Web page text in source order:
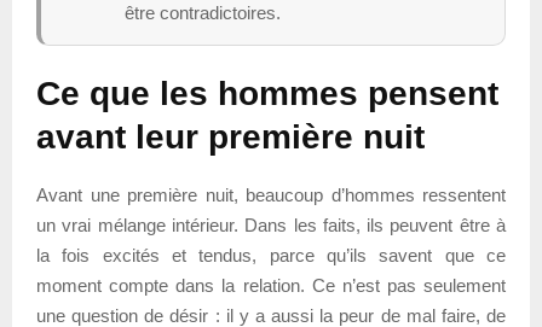
être contradictoires.
Ce que les hommes pensent
avant leur première nuit
Avant une première nuit, beaucoup d’hommes ressentent
un vrai mélange intérieur. Dans les faits, ils peuvent être à
la fois excités et tendus, parce qu’ils savent que ce
moment compte dans la relation. Ce n’est pas seulement
une question de désir : il y a aussi la peur de mal faire, de